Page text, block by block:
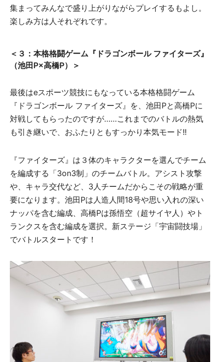
集まってみんなで盛り上がりながらプレイするもよし。
楽しみ方は人それぞれです。
＜３：本格格闘ゲーム『ドラゴンボール ファイターズ』
（池田P×高橋P）＞
最後はeスポーツ競技にもなっている本格格闘ゲーム
『ドラゴンボール ファイターズ』を、池田Pと高橋Pに
対戦してもらったのですが……これまでのバトルの熱気
も引き継いで、おふたりともすっかり本気モード!!
『ファイターズ』は３体のキャラクターを選んでチーム
を編成する「3on3制」のチームバトル。アシスト攻撃
や、キャラ交代など、3人チームだからこその戦略が重
要になります。池田Pは人造人間18号や思い入れの深い
ナッパを含む編成、高橋Pは孫悟空（超サイヤ人）やト
ランクスを含む編成を選択。新ステージ「宇宙闘技場」
でバトルスタートです！